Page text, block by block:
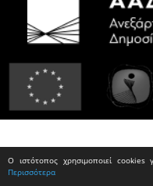
Ο ιστότοπος χρησιμοποιεί cookies
Περισσότερα